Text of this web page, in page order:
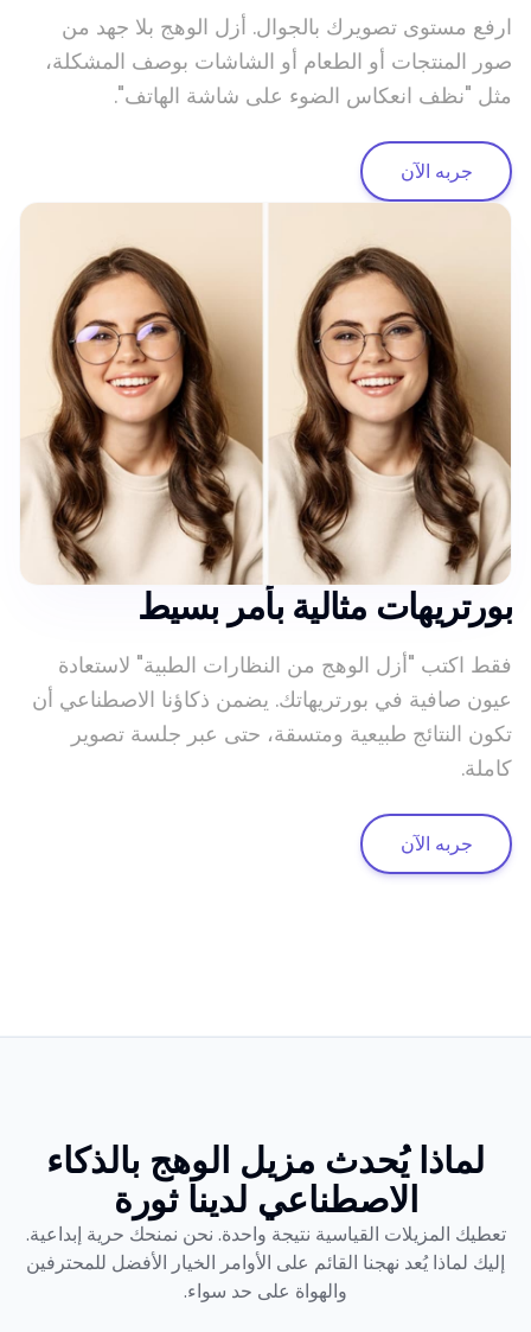
ارفع مستوى تصويرك بالجوال. أزل الوهج بلا جهد من
صور المنتجات أو الطعام أو الشاشات بوصف المشكلة،
مثل "نظف انعكاس الضوء على شاشة الهاتف".
جربه الآن
بورتريهات مثالية بأمر بسيط
فقط اكتب "أزل الوهج من النظارات الطبية" لاستعادة
عيون صافية في بورتريهاتك. يضمن ذكاؤنا الاصطناعي أن
تكون النتائج طبيعية ومتسقة، حتى عبر جلسة تصوير
كاملة.
جربه الآن
لماذا يُحدث مزيل الوهج بالذكاء
الاصطناعي لدينا ثورة
تعطيك المزيلات القياسية نتيجة واحدة. نحن نمنحك حرية إبداعية.
إليك لماذا يُعد نهجنا القائم على الأوامر الخيار الأفضل للمحترفين
والهواة على حد سواء.